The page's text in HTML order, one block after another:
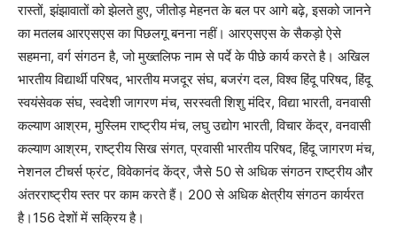
रास्तों, झंझावातों को झेलते हुए, जीतोड़ मेहनत के बल पर आगे बढ़े, इसको जानने
का मतलब आरएसएस का पिछलगू बनना नहीं। आरएसएस के सैकड़ो ऐसे
सहमना, वर्ग संगठन है, जो मुख्तलिफ नाम से पर्दे के पीछे कार्य करते है। अखिल
भारतीय विद्यार्थी परिषद, भारतीय मजदूर संघ, बजरंग दल, विश्व हिंदू परिषद, हिंदू
स्वयंसेवक संघ, स्वदेशी जागरण मंच, सरस्वती शिशु मंदिर, विद्या भारती, वनवासी
कल्याण आश्रम, मुस्लिम राष्ट्रीय मंच, लघु उद्योग भारती, विचार केंद्र, वनवासी
कल्याण आश्रम, राष्ट्रीय सिख संगत, प्रवासी भारतीय परिषद, हिंदू जागरण मंच,
नेशनल टीचर्स फ्रंट, विवेकानंद केंद्र, जैसे 50 से अधिक संगठन राष्ट्रीय और
अंतरराष्ट्रीय स्तर पर काम करते हैं। 200 से अधिक क्षेत्रीय संगठन कार्यरत
है।156 देशों में सक्रिय है।